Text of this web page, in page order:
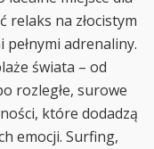
relaks na złocistym
adrenaliny.
świata – od
rozległe, surowe
które dodadzą
emocji. Surfing,